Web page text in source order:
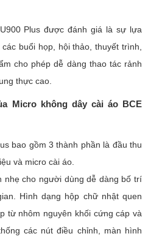
Plus được đánh giá là sự lựa
buổi họp, hội thảo, thuyết trình,
cho phép dễ dàng thao tác rảnh
thực cao.
Micro không dây cài áo BCE
bao gồm 3 thành phần là đầu thu
và micro cài áo.
nhẹ cho người dùng dễ dàng bố trí
Hình dạng hộp chữ nhật quen
từ nhôm nguyên khối cứng cáp và
các nút điều chỉnh, màn hình